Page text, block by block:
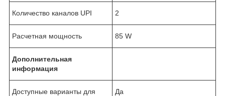
Количество каналов UPI 2
Расчетная мощность 85 W
Дополнительная
информация
Доступные варианты для
Да